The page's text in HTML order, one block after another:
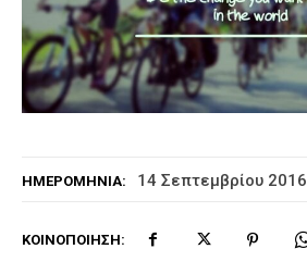
ΗΜΕΡΟΜΗΝΊΑ: 14 Σεπτεμβρίου 2016
ΚΟΙΝΟΠΟΊΗΣΗ: